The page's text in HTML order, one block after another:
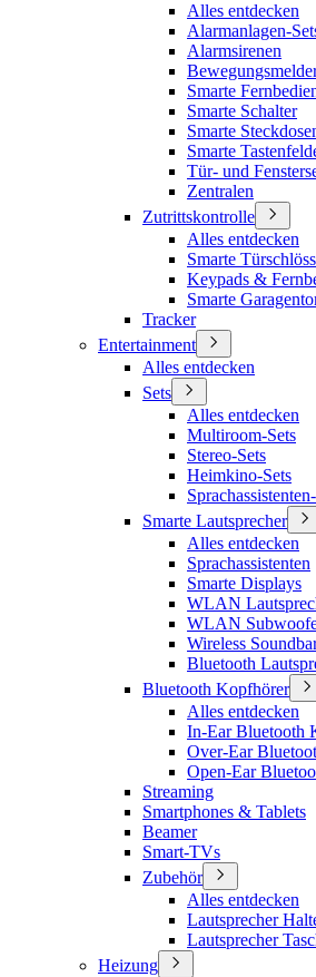
Alles entdecken
Alarmanlagen-
Alarmsirenen
Smarte
Smarte Schalter
Smarte
Smarte
Tür- und
Zentralen
Zutrittskontrolle
Alles entdecken
Smarte
Keypads &
Smarte
Tracker
Entertainment
Alles entdecken
Sets
Alles entdecken
Multiroom-Sets
Stereo-Sets
Heimkino-Sets
Smarte Lautsprecher
Alles entdecken
Sprachassistenten
Smarte Displays
WLAN
WLAN
Wireless
Bluetooth
Bluetooth Kopfhörer
Alles entdecken
In-Ear Bluetooth
Over-Ear
Open-Ear
Streaming
Smartphones & Tablets
Beamer
Smart-TVs
Zubehör
Alles entdecken
Lautsprecher
Lautsprecher
Heizung